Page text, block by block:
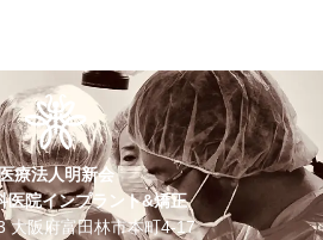
療法人明新会
医院インプラント&矯正
大阪府富田林市本町4-17